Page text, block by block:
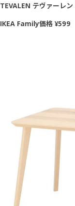
TEVALEN テヴァーレン
IKEA Family価格 ¥599